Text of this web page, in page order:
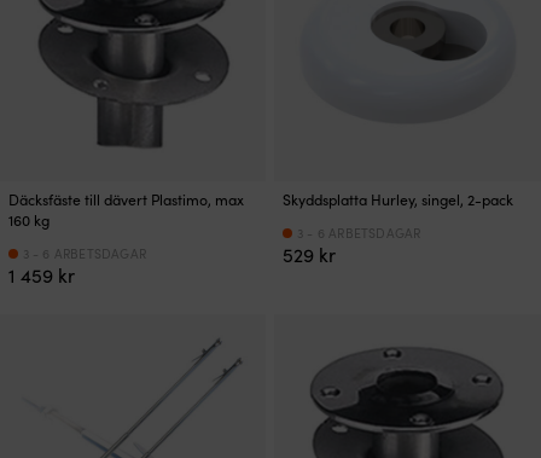
Däcksfäste till dävert Plastimo, max
160 kg
1 459 kr
3 - 6 ARBETSDAGAR
Skyddsplatta Hurley, singel, 2-pack
529 kr
3 - 6 ARBETSDAGAR